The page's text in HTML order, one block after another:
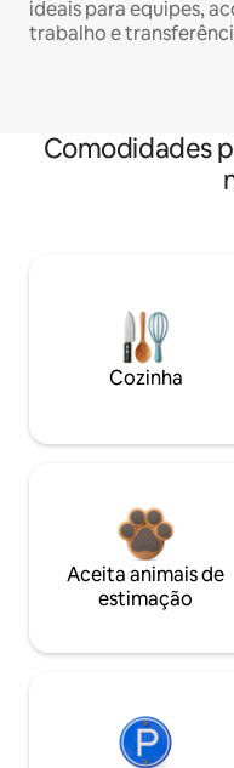
ideais para equipes,
trabalho e
Comodidades
Cozinha
Aceita animais de
estimação